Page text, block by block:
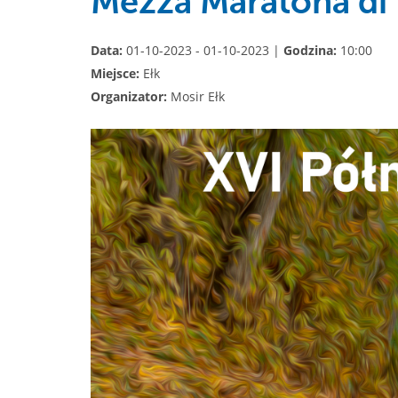
Data: 01-10-2023 - 01-10-2023 | Godzina: 10:00
Miejsce: Ełk
Organizator: Mosir Ełk